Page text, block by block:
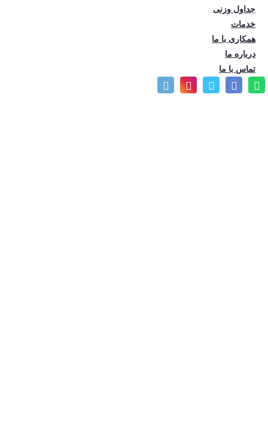
جداول وزنی
خدمات
همکاری با ما
درباره ما
تماس با ما
تعداد بازدید: 603